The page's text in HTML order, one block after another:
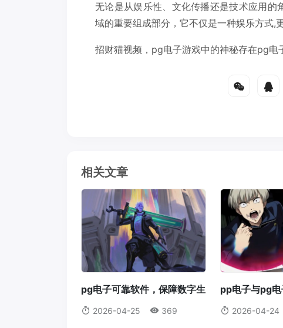
无论是从娱乐性、文化传播还是技术应用
域的重要组成部分，它不仅是一种娱乐方式,
招财猫视频，pg电子游戏中的神秘存在pg电
相关文章
pg电子可靠软件，保障数字生
活的核心pg电子可靠软件
2026-04-25 369
pp电子与pg
能及应用pp电
2026-04-24